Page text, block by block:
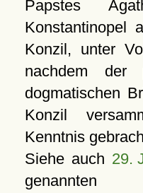
Papstes
Konstantinopel
Konzil, unter
nachdem der
dogmatischen
Konzil
Kenntnis
Siehe auch 29.
genannten